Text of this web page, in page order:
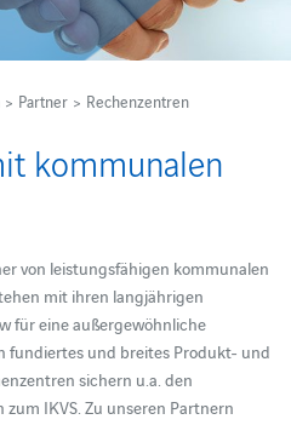
Partner > Rechenzentren
kommunalen
von leistungsfähigen kommunalen
mit ihren langjährigen
für eine außergewöhnliche
fundiertes und breites Produkt- und
sichern u.a. den
IKVS. Zu unseren Partnern